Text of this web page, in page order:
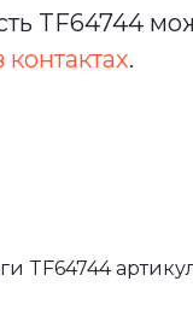
TF64744
.
TF64744